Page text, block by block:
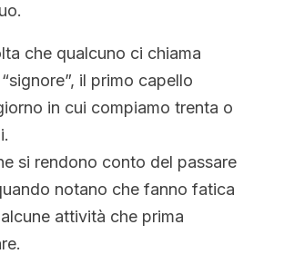
che qualcuno ci chiama
il primo capello
in cui compiamo trenta o
si rendono conto del passare
notano che fanno fatica
attività che prima